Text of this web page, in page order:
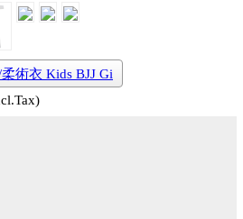
術衣 Kids BJJ Gi